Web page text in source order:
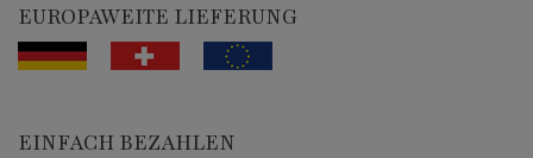
EUROPAWEITE LIEFERUNG
EINFACH BEZAHLEN